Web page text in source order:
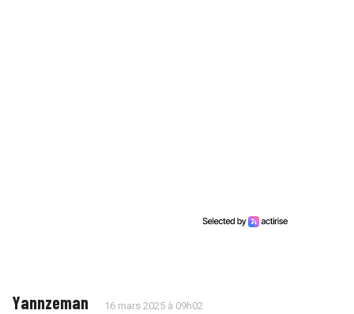
Yannzeman 16 mars 2025 à 09h02